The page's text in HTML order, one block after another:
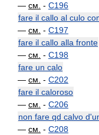
— см. - C196
fare il callo al culo
— см. - C197
fare il callo alla fronte
— см. - C198
fare un calo
— см. - C202
fare il caloroso
— см. - C206
non fare qd calvo
— см. - C208